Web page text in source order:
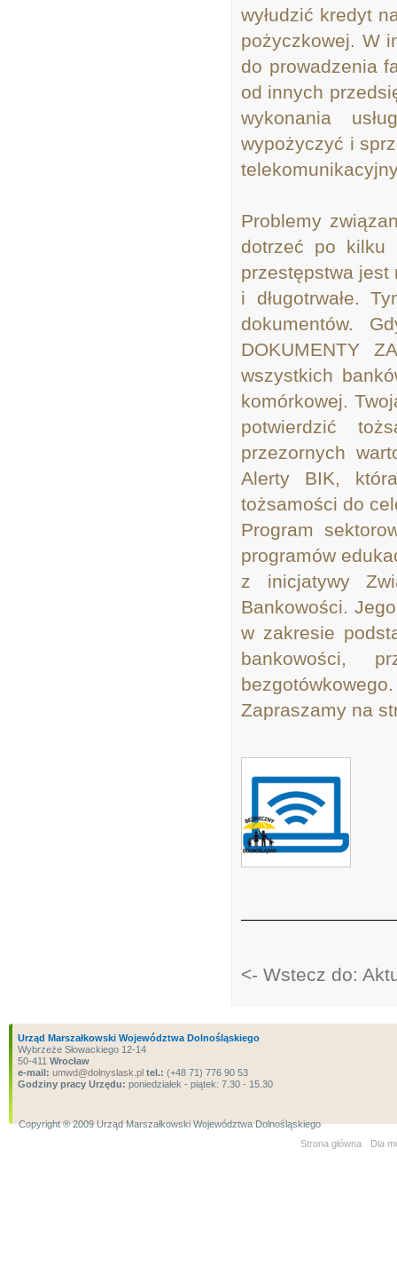
wyłudzić kredyt
pożyczkowej. W
do prowadzenia
od innych
wykonania
wypożyczyć i
Problemy
dotrzeć po kilku
przestępstwa jest
i długotrwałe.
dokumentów.
DOKUMENTY
wszystkich
komórkowej.
potwierdzić
przezornych
Alerty BIK,
tożsamości do
Program
programów
z inicjatywy
Bankowości.
w zakresie
bankowości,
bezgotówkowego.
Zapraszamy na
<- Wstecz do:
Urząd Marszałkowski Województwa Dolnośląskiego
Wybrzeże Słowackiego 12-14
50-411 Wrocław
e-mail: umwd@dolnyslask.pl tel.: (+48 71) 776 90 53
Godziny pracy Urzędu: poniedziałek - piątek: 7.30 - 15.30
Copyright ® 2009 Urząd Marszałkowski Województwa Dolnośląskiego
Strona główna
Dla